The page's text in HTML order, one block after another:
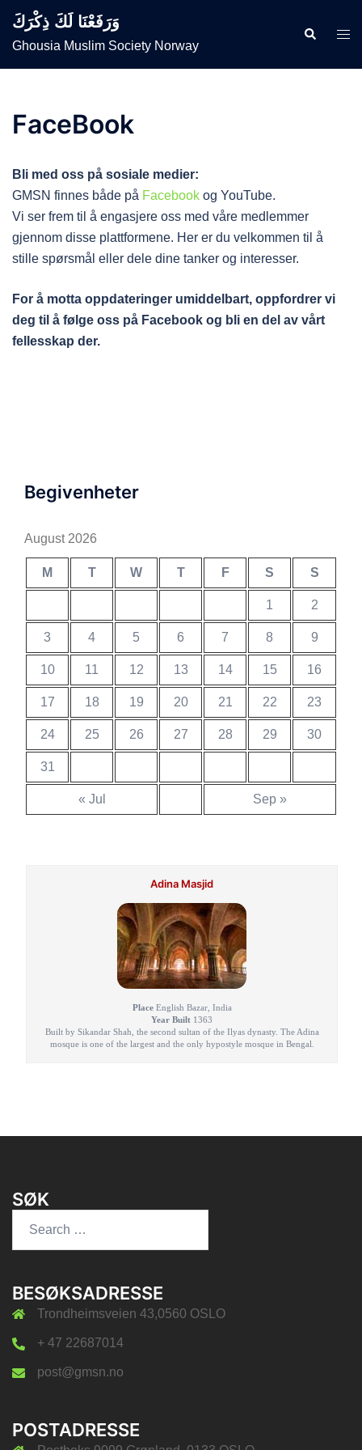
content
وَرَفَعْنَا لَكَ ذِكْرَكَ
Ghousia Muslim Society Norway
Search
FaceBook
Bli med oss på sosiale medier:
GMSN finnes både på Facebook og YouTube.
Vi ser frem til å engasjere oss med våre medlemmer
gjennom disse plattformene. Her er du velkommen til å
stille spørsmål eller dele dine tanker og interesser.
For å motta oppdateringer umiddelbart, oppfordrer vi
deg til å følge oss på Facebook og bli en del av vårt
fellesskap der.
Begivenheter
August 2026
M T W T F S S
1 2
3 4 5 6 7 8 9
10 11 12 13 14 15 16
17 18 19 20 21 22 23
24 25 26 27 28 29 30
31
« Jul Sep »
Adina Masjid
PlaceEnglish Bazar, India
Year Built 1363
Built by Sikandar Shah, the second sultan of the Ilyas dynasty. The Adina
mosque is one of the largest and the only hypostyle mosque in Bengal.
SØK
BESØKSADRESSE
Trondheimsveien 43,0560 OSLO
+ 47 22687014
post@gmsn.no
POSTADRESSE